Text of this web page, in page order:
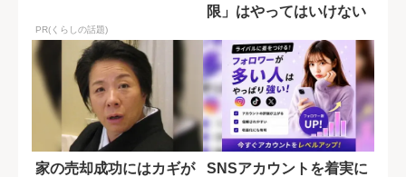
PR(くらしの話題)
限」はやってはいけない
家の売却成功にはカギが
SNSアカウントを着実に